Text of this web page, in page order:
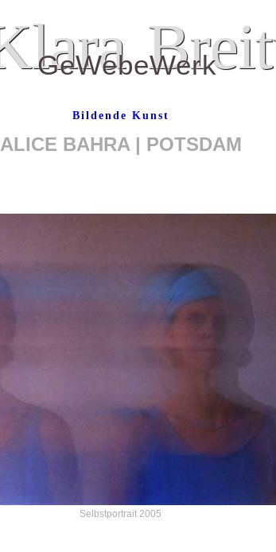
Bildende Kunst
ALICE BAHRA | POTSDAM
Selbstportrait 2005